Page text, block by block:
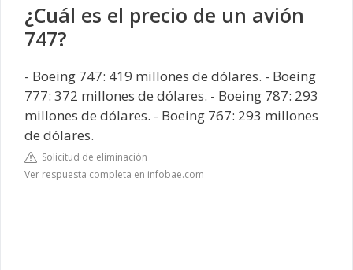
¿Cuál es el precio de un avión
747?
- Boeing 747: 419 millones de dólares. - Boeing
777: 372 millones de dólares. - Boeing 787: 293
millones de dólares. - Boeing 767: 293 millones
de dólares.
Solicitud de eliminación
Ver respuesta completa en infobae.com